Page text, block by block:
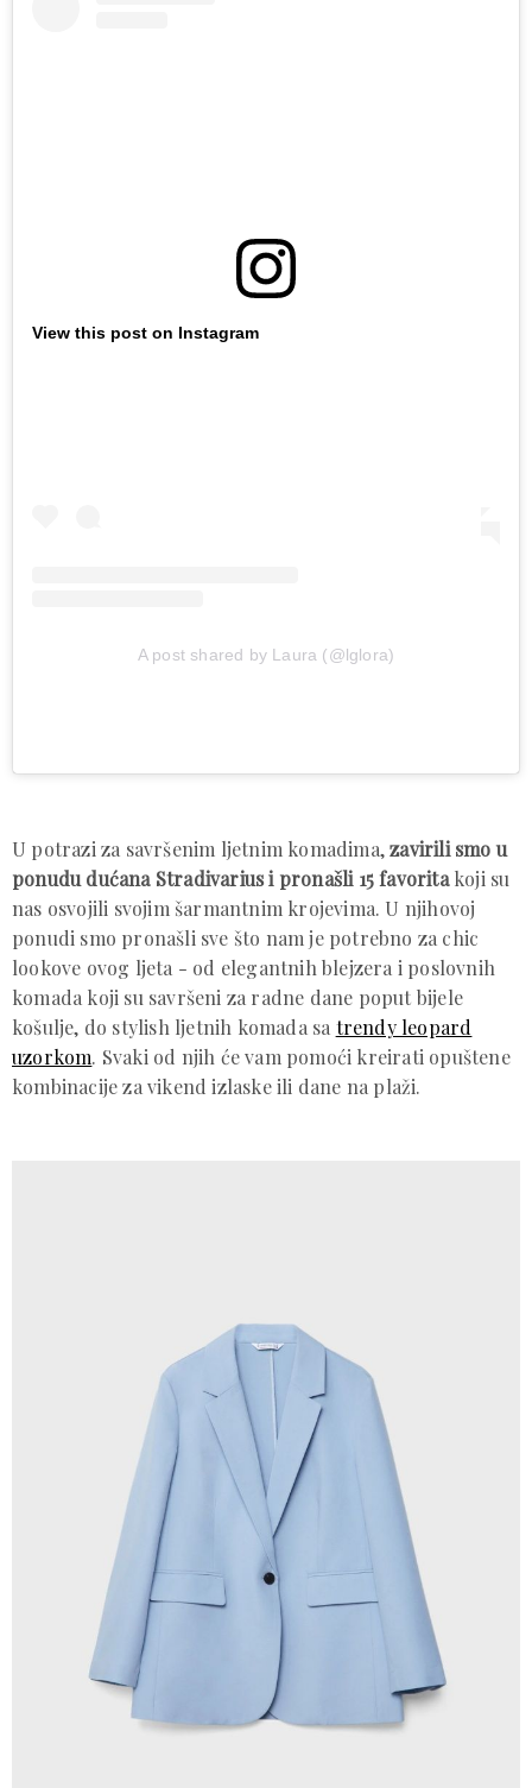
View this post on Instagram
A post shared by Laura (@lglora)
U potrazi za savršenim ljetnim komadima,zavirili smo u
ponudu dućana Stradivarius i pronašli 15 favoritakoji su
nas osvojili svojim šarmantnim krojevima. U njihovoj
ponudi smo pronašli sve što nam je potrebno za chic
lookove ovog ljeta - od elegantnih blejzera i poslovnih
komada koji su savršeni za radne dane poput bijele
košulje, do stylish ljetnih komada sa trendy leopard
uzorkom. Svaki od njih će vam pomoći kreirati opuštene
kombinacije za vikend izlaske ili dane na plaži.